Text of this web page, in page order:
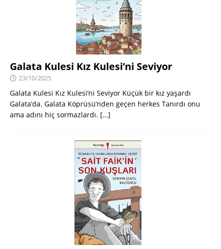
Galata Kulesi Kız Kulesi’ni Seviyor
23/10/2025
Galata Kulesi Kız Kulesi’ni Seviyor Küçük bir kız yaşardı
Galata’da. Galata Köprüsü’nden geçen herkes Tanırdı onu
ama adını hiç sormazlardı. […]